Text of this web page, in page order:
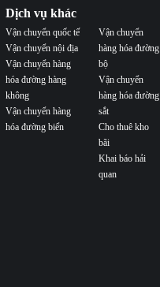
Dịch vụ khác
Vận chuyển quốc tế
Vận chuyển nội địa
Vận chuyển hàng
hóa đường hàng
không
Vận chuyển hàng
hóa đường biển
Vận chuyển
hàng hóa đường
bộ
Vận chuyển
hàng hóa đường
sắt
Cho thuê kho
bãi
Khai báo hải
quan